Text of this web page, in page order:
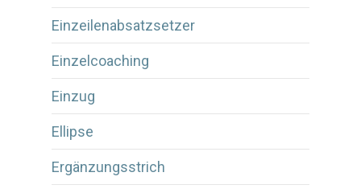
Einzeilenabsatzsetzer
Einzelcoaching
Einzug
Ellipse
Ergänzungsstrich